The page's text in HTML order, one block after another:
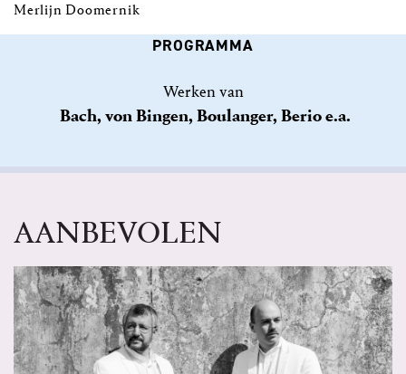
Merlijn Doomernik
PROGRAMMA
Werken van
Bach, von Bingen, Boulanger, Berio e.a.
AANBEVOLEN